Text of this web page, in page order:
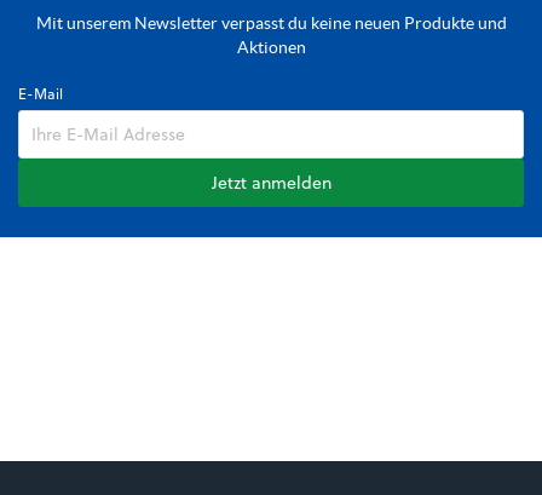
Mit unserem Newsletter verpasst du keine neuen Produkte und
Aktionen
E-Mail
Jetzt anmelden